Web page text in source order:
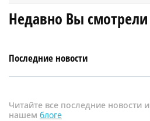
Недавно Вы смотрели
Последние новости
Читайте все последние новости и
нашем блоге